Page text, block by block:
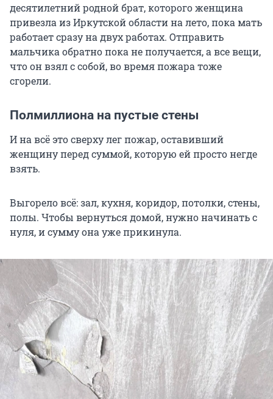
десятилетний родной брат, которого женщина
привезла из Иркутской области на лето, пока мать
работает сразу на двух работах. Отправить
мальчика обратно пока не получается, а все вещи,
что он взял с собой, во время пожара тоже
сгорели.
Полмиллиона на пустые стены
И на всё это сверху лег пожар, оставивший
женщину перед суммой, которую ей просто негде
взять.
Выгорело всё: зал, кухня, коридор, потолки, стены,
полы. Чтобы вернуться домой, нужно начинать с
нуля, и сумму она уже прикинула.